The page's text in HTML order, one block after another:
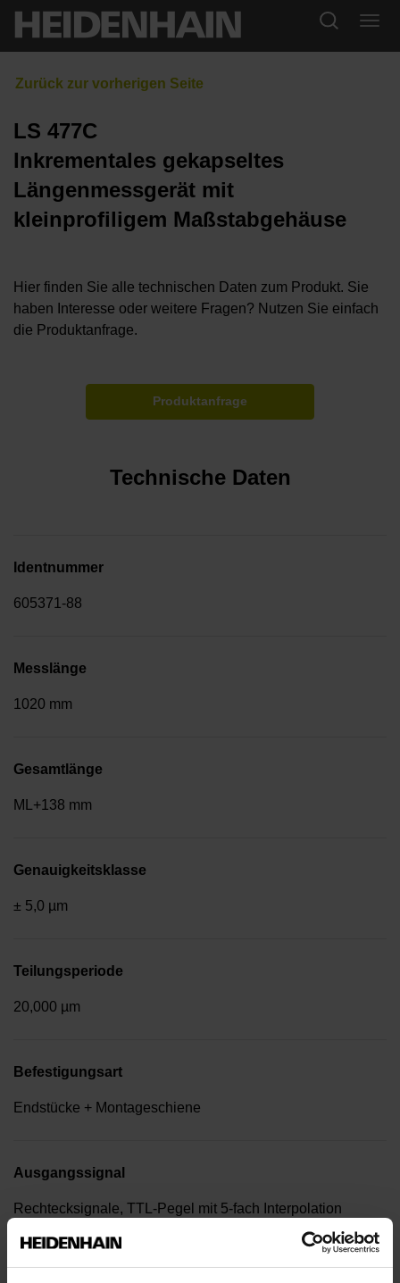
LS 477C
Inkrementales gekapseltes
Längenmessgerät mit
kleinprofiligem Maßstabgehäuse
Hier finden Sie alle technischen Daten zum Produkt. Sie
haben Interesse oder weitere Fragen? Nutzen Sie einfach
die Produktanfrage.
Produktanfrage
Technische Daten
Identnummer
605371-88
Messlänge
1020 mm
Gesamtlänge
ML+138 mm
Genauigkeitsklasse
± 5,0 µm
Teilungsperiode
20,000 µm
Befestigungsart
Endstücke + Montageschiene
Ausgangssignal
Rechtecksignale, TTL-Pegel mit 5-fach Interpolation